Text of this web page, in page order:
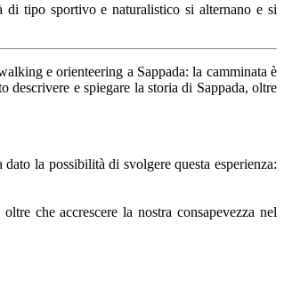
tipo sportivo e naturalistico si alternano e si
e orienteering a Sappada: la camminata è
descrivere e spiegare la storia di Sappada, oltre
la possibilità di svolgere questa esperienza:
che accrescere la nostra consapevezza nel